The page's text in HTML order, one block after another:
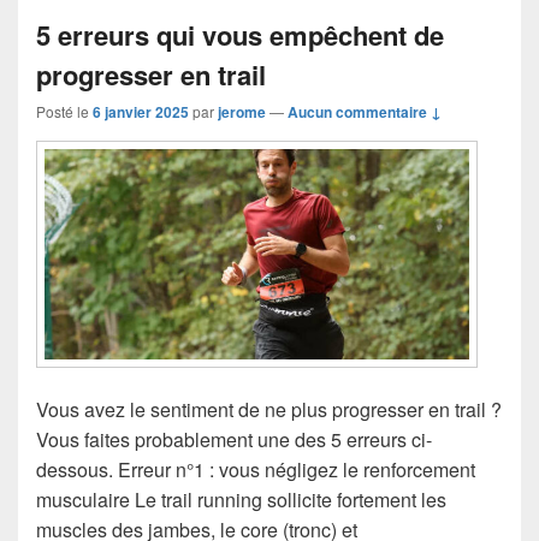
b
o
o
k
5 erreurs qui vous empêchent de
progresser en trail
Posté le 6 janvier 2025parjerome—Aucun commentaire ↓
Vous avez le sentiment de ne plus progresser en trail ?
Vous faites probablement une des 5 erreurs ci-
dessous. Erreur n°1 : vous négligez le renforcement
musculaire Le trail running sollicite fortement les
muscles des jambes, le core (tronc) et